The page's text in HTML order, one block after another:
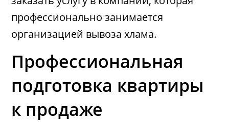
профессионально занимается
организацией вывоза хлама.
Профессиональная
подготовка квартиры
к продаже